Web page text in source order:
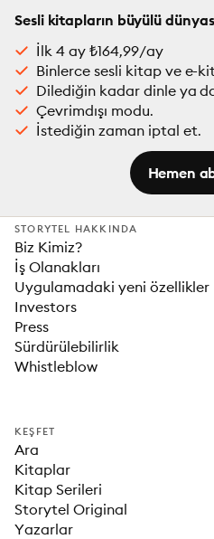
Sesli kitapların büyülü
İlk 4 ay ₺164,99/ay
Binlerce sesli kitap ve e-
Dilediğin kadar dinle ya
Çevrimdışı modu.
İstediğin zaman iptal et.
Hemen
STORYTEL HAKKINDA
Biz Kimiz?
İş Olanakları
Uygulamadaki yeni özellikler
Investors
Press
Sürdürülebilirlik
Whistleblow
KEŞFET
Ara
Kitaplar
Kitap Serileri
Storytel Original
Yazarlar